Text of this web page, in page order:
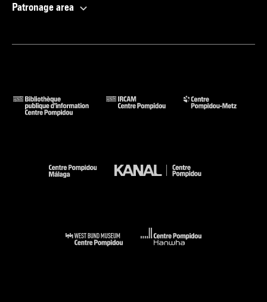
Patronage area